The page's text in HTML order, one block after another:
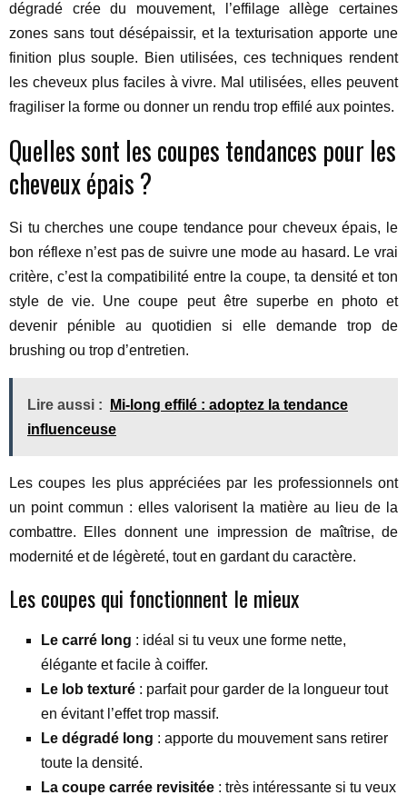
dégradé crée du mouvement, l’effilage allège certaines
zones sans tout désépaissir, et la texturisation apporte une
finition plus souple. Bien utilisées, ces techniques rendent
les cheveux plus faciles à vivre. Mal utilisées, elles peuvent
fragiliser la forme ou donner un rendu trop effilé aux pointes.
Quelles sont les coupes tendances pour les
cheveux épais ?
Si tu cherches une coupe tendance pour cheveux épais, le
bon réflexe n’est pas de suivre une mode au hasard. Le vrai
critère, c’est la compatibilité entre la coupe, ta densité et ton
style de vie. Une coupe peut être superbe en photo et
devenir pénible au quotidien si elle demande trop de
brushing ou trop d’entretien.
Lire aussi :
Mi-long effilé : adoptez la tendance
influenceuse
Les coupes les plus appréciées par les professionnels ont
un point commun : elles valorisent la matière au lieu de la
combattre. Elles donnent une impression de maîtrise, de
modernité et de légèreté, tout en gardant du caractère.
Les coupes qui fonctionnent le mieux
Le carré long : idéal si tu veux une forme nette,
élégante et facile à coiffer.
Le lob texturé : parfait pour garder de la longueur tout
en évitant l’effet trop massif.
Le dégradé long : apporte du mouvement sans retirer
toute la densité.
La coupe carrée revisitée : très intéressante si tu veux